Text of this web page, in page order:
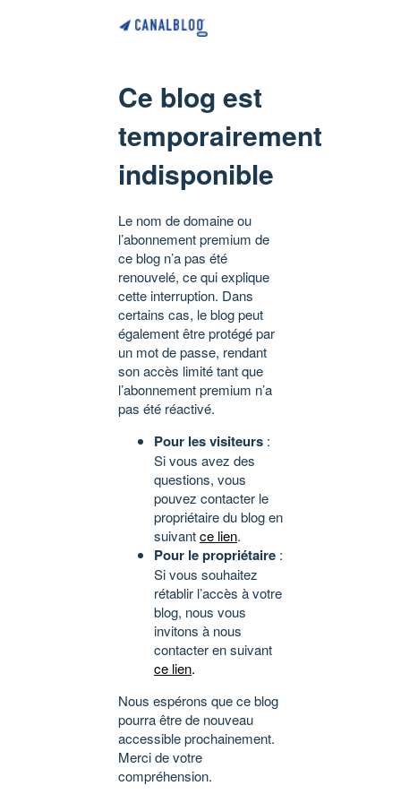
Ce blog est
temporairement
indisponible
Le nom de domaine ou
l’abonnement premium de
ce blog n’a pas été
renouvelé, ce qui explique
cette interruption. Dans
certains cas, le blog peut
également être protégé par
un mot de passe, rendant
son accès limité tant que
l’abonnement premium n’a
pas été réactivé.
Pour les visiteurs :
Si vous avez des
questions, vous
pouvez contacter le
propriétaire du blog en
suivantce lien.
Pour le propriétaire :
Si vous souhaitez
rétablir l’accès à votre
blog, nous vous
invitons à nous
contacter en suivant
ce lien.
Nous espérons que ce blog
pourra être de nouveau
accessible prochainement.
Merci de votre
compréhension.